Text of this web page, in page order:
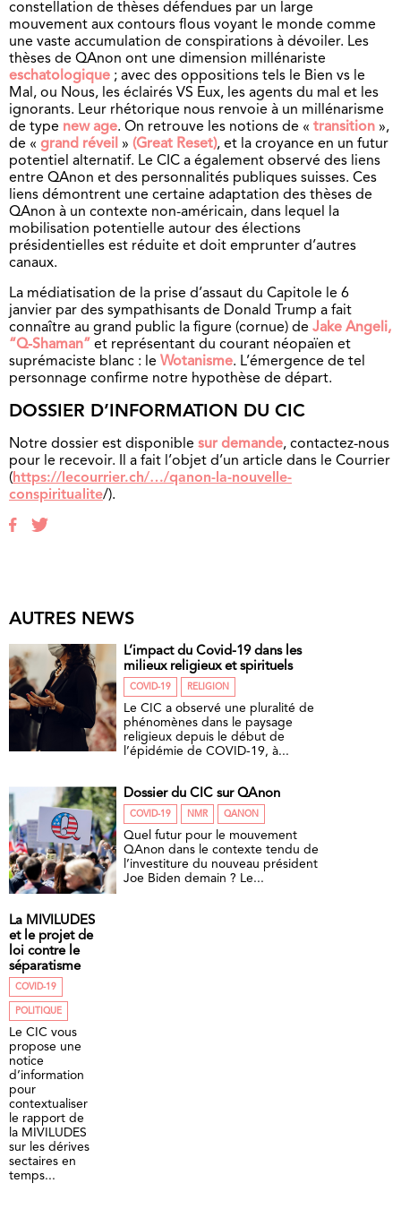
constellation de thèses défendues par un large
mouvement aux contours flous voyant le monde comme
une vaste accumulation de conspirations à dévoiler. Les
thèses de QAnon ont une dimension millénariste
eschatologique ; avec des oppositions tels le Bien vs le
Mal, ou Nous, les éclairés VS Eux, les agents du mal et les
ignorants. Leur rhétorique nous renvoie à un millénarisme
de type new age. On retrouve les notions de « transition »,
de « grand réveil » (Great Reset), et la croyance en un futur
potentiel alternatif. Le CIC a également observé des liens
entre QAnon et des personnalités publiques suisses. Ces
liens démontrent une certaine adaptation des thèses de
QAnon à un contexte non-américain, dans lequel la
mobilisation potentielle autour des élections
présidentielles est réduite et doit emprunter d’autres
canaux.
La médiatisation de la prise d’assaut du Capitole le 6
janvier par des sympathisants de Donald Trump a fait
connaître au grand public la figure (cornue) de Jake Angeli,
“Q-Shaman” et représentant du courant néopaïen et
suprémaciste blanc : le Wotanisme. L’émergence de tel
personnage confirme notre hypothèse de départ.
DOSSIER D’INFORMATION DU CIC
Notre dossier est disponible sur demande, contactez-nous
pour le recevoir. Il a fait l’objet d’un article dans le Courrier
( https://lecourrier.ch/…/qanon-la-nouvelle-
conspiritualite/).
AUTRES NEWS
L’impact du Covid-19 dans les
milieux religieux et spirituels
COVID-19 RELIGION
Le CIC a observé une pluralité de
phénomènes dans le paysage
religieux depuis le début de
l’épidémie de COVID-19, à...
Dossier du CIC sur QAnon
COVID-19 NMR QANON
Quel futur pour le mouvement
QAnon dans le contexte tendu de
l’investiture du nouveau président
Joe Biden demain ? Le...
La MIVILUDES
et le projet de
loi contre le
séparatisme
COVID-19
POLITIQUE
Le CIC vous
propose une
notice
d’information
pour
contextualiser
le rapport de
la MIVILUDES
sur les dérives
sectaires en
temps...